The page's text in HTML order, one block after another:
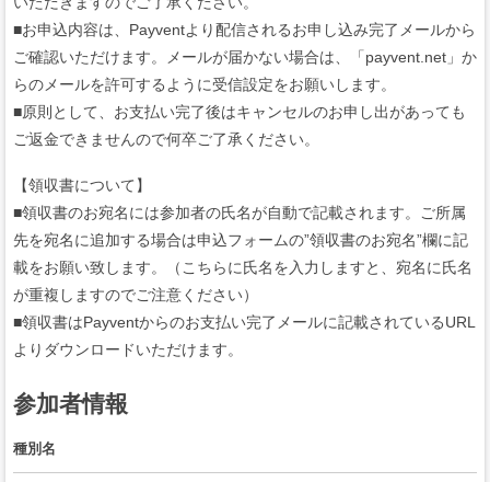
■お申込内容は、Payventより配信されるお申し込み完了メールから
ご確認いただけます。メールが届かない場合は、「payvent.net」か
らのメールを許可するように受信設定をお願いします。
■原則として、お支払い完了後はキャンセルのお申し出があっても
ご返金できませんので何卒ご了承ください。
【領収書について】
■領収書のお宛名には参加者の氏名が自動で記載されます。ご所属
先を宛名に追加する場合は申込フォームの”領収書のお宛名”欄に記
載をお願い致します。（こちらに氏名を入力しますと、宛名に氏名
が重複しますのでご注意ください）
■領収書はPayventからのお支払い完了メールに記載されているURL
よりダウンロードいただけます。
参加者情報
種別名